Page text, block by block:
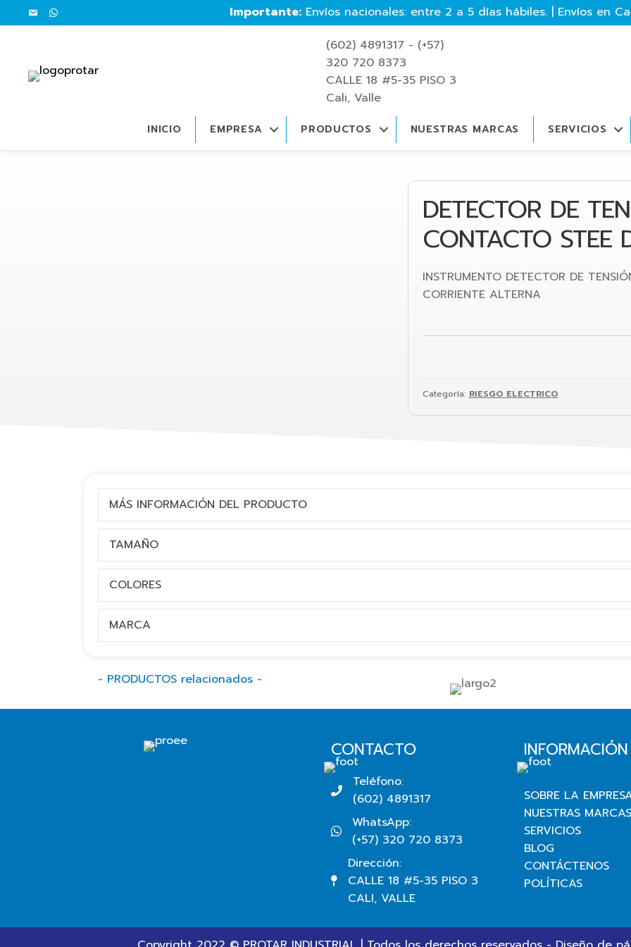
Importante:Envíos nacionales: entre 2 a 5 días hábiles. | Envíos en
(602) 4891317 - (+57)
320 720 8373
CALLE 18 #5-35 PISO 3
Cali, Valle
INICIO EMPRESA PRODUCTOS NUESTRAS MARCAS SERVICIOS
DETECTOR DE
CONTACTO
INSTRUMENTO DETECTOR DE
CORRIENTE ALTERNA
Categoría: RIESGO ELECTRICO
MÁS INFORMACIÓN DEL PRODUCTO
TAMAÑO
COLORES
MARCA
- PRODUCTOS relacionados -
CONTACTO
Teléfono:
(602) 4891317
WhatsApp:
(+57) 320 720 8373
Dirección:
CALLE 18 #5-35 PISO 3
CALI, VALLE
INFORMACIÓN
SOBRE LA
NUESTRAS MARCAS
SERVICIOS
BLOG
CONTÁCTENOS
POLÍTICAS